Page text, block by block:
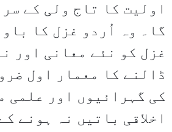
اولیت کا تاج ولی کے
گا۔ وہ اُردو غزل کا
غزل کو نئے معانی اور
ڈالنے کا معمار اول
کی گہرائیوں اور علمی
اخلاقی باتیں نہ ہونے